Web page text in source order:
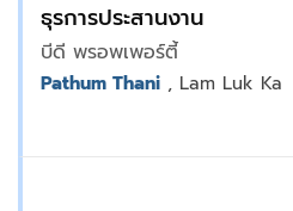
ธุรการประสานงาน
บีดี พรอพเพอร์ตี้
Pathum Thani , Lam Luk Ka